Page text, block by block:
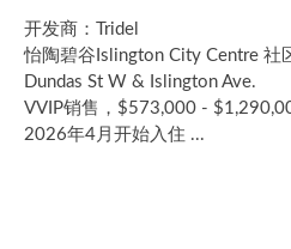
开发商：Tridel
怡陶碧谷Islington City Centre 社
Dundas St W & Islington Ave.
VVIP销售，$573,000 -
2026年4月开始入住 ...